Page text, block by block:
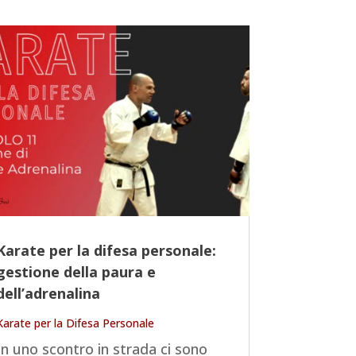
per la difesa personale:
della paura e
per la Difesa Personale
uno scontro in strada ci sono